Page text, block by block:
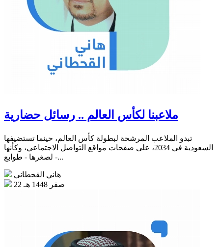
ملاعبنا لكأس العالم .. رسائل حضارية
تبدو الملاعب المرشحة لبطولة كأس العالم، حينما تستضيفها
السعودية في 2034، على صفحات مواقع التواصل الاجتماعي، وكأنها
- لصغرها - طوابع...
هاني القحطاني
22 صفر 1448 هـ